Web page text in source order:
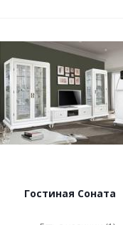
Гостиная Соната